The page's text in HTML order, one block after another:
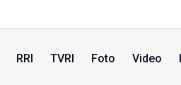
RRI TVRI Foto Video